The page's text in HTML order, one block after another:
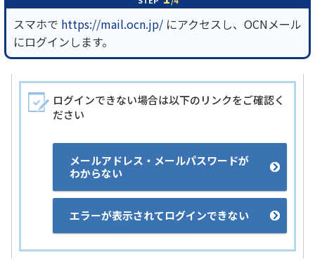
スマホで https://mail.ocn.jp/ にアクセスし、OCNメール
にログインします。
ログインできない場合は以下のリンクをご確認く
ださい
メールアドレス・メールパスワードが
わからない
エラーが表示されてログインできない